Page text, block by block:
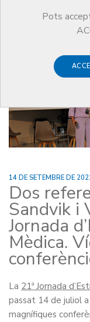
Pots
14 DE SETEMBRE DE
Dos
Sandvik i
Jornada
Mèdica.
La 21ª Jornada
passat 14 de juliol
magnífiques